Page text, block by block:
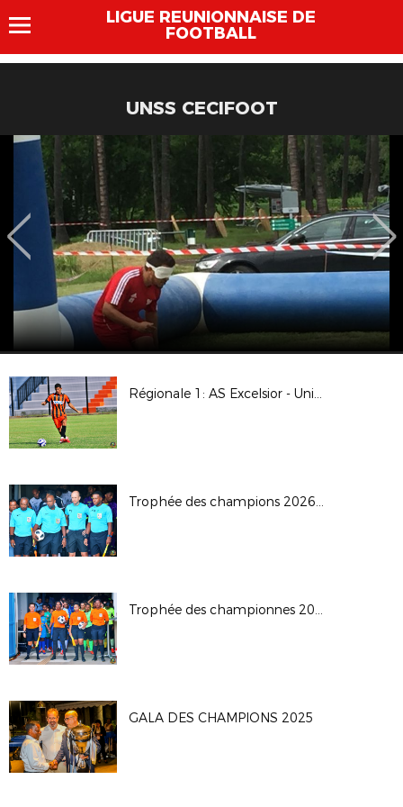
LIGUE REUNIONNAISE DE
FOOTBALL
UNSS CECIFOOT
Régionale 1: AS Excelsior - Union Sporting Bénédictine
Trophée des champions 2026: JS Saint Pierroise - AS Jeanne D'Arc
Trophée des championnes 2026
GALA DES CHAMPIONS 2025